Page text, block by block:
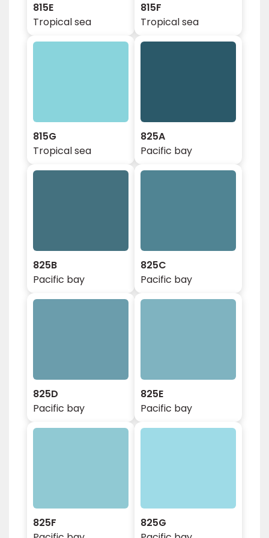
815E
Tropical sea
815F
Tropical sea
815G
Tropical sea
825A
Pacific bay
825B
Pacific bay
825C
Pacific bay
825D
Pacific bay
825E
Pacific bay
825F
825G